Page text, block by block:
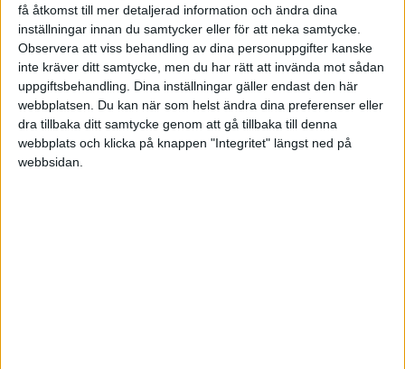
få åtkomst till mer detaljerad information och ändra dina
inställningar innan du samtycker eller för att neka samtycke.
Observera att viss behandling av dina personuppgifter kanske
inte kräver ditt samtycke, men du har rätt att invända mot sådan
uppgiftsbehandling. Dina inställningar gäller endast den här
webbplatsen. Du kan när som helst ändra dina preferenser eller
dra tillbaka ditt samtycke genom att gå tillbaka till denna
webbplats och klicka på knappen "Integritet" längst ned på
webbsidan.
ingen lag som säger att allt måste kännas jättebra
hela tiden.
Burkeman har naturligtvis en poäng i sina
invändningar. Men fördelarna med en i grunden
positiv atmosfär på arbetsplatsen – utan överdrifter
– har också gott om stöd i forskningen. Att